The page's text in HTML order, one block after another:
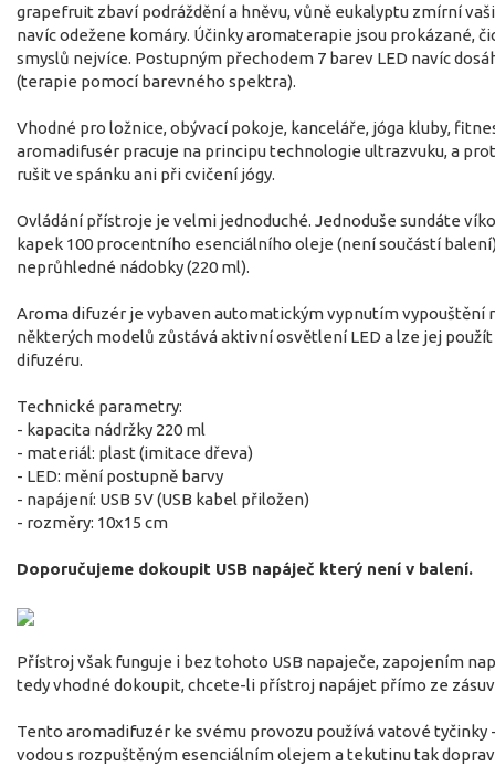
grapefruit zbaví podráždění a hněvu, vůně eukalyptu zmírní
navíc odežene komáry. Účinky aromaterapie jsou prokázané,
smyslů nejvíce. Postupným přechodem 7 barev LED navíc
(terapie pomocí barevného spektra).
Vhodné pro ložnice, obývací pokoje, kanceláře, jóga kluby,
aromadifusér pracuje na principu technologie ultrazvuku, a
rušit ve spánku ani při cvičení jógy.
Ovládání přístroje je velmi jednoduché. Jednoduše sundáte
kapek 100 procentního esenciálního oleje (není součástí
neprůhledné nádobky (220 ml).
Aroma difuzér je vybaven automatickým vypnutím vypouštění
některých modelů zůstává aktivní osvětlení LED a lze jej
difuzéru.
Technické parametry:
- kapacita nádržky 220 ml
- materiál: plast (imitace dřeva)
- LED: mění postupně barvy
- napájení: USB 5V (USB kabel přiložen)
- rozměry: 10x15 cm
Doporučujeme dokoupit USB napáječ který není v balení.
Přístroj však funguje i bez tohoto USB napaječe, zapojením
tedy vhodné dokoupit, chcete-li přístroj napájet přímo ze
Tento aromadifuzér ke svému provozu používá vatové tyčinky
vodou s rozpuštěným esenciálním olejem a tekutinu tak